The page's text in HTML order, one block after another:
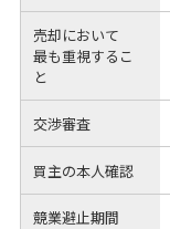
売却において
最も重視するこ
と
交渉審査
買主の本人確認
競業避止期間